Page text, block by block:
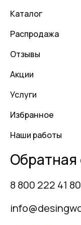
Каталог
Распродажа
Отзывы
Акции
Услуги
Избранное
Наши работы
Обратная
8 800 222 41 80